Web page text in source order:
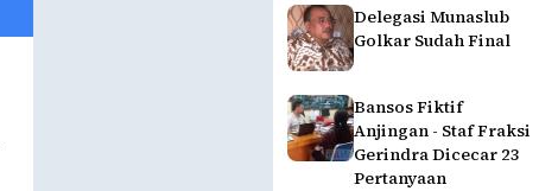
Delegasi Munaslub
Golkar Sudah Final
Bansos Fiktif
Anjingan - Staf Fraksi
Gerindra Dicecar 23
Pertanyaan